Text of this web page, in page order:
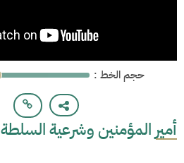
: حجم الخط
أمير المؤمنين وشرعية السلطة ٥ محرم ١٤٤٢ هـ